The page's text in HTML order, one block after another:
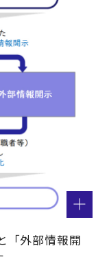
「外部情報開